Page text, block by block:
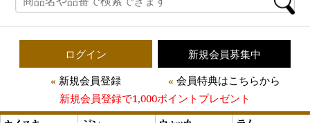
ログイン
新規会員登録
新規会員募集中
会員特典はこちらから
新規会員登録で1,000ポイントプレゼント